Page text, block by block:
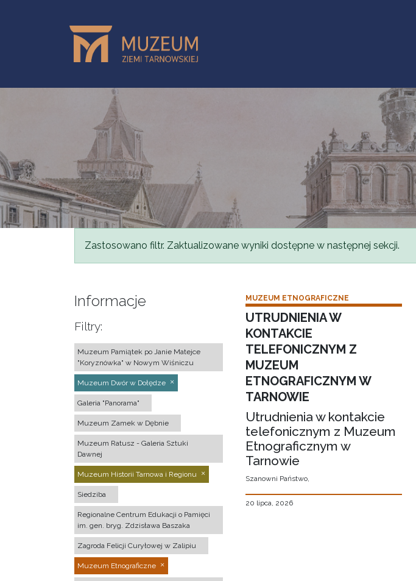
Komunikat
Zastosowano filtr. Zaktualizowane wyniki dostępne w następnej sekcji.
Informacje
Filtry:
Muzeum Pamiątek po Janie Matejce
"Koryznówka" w Nowym Wiśniczu
Muzeum Dwór w Dołędze
Galeria "Panorama"
Muzeum Zamek w Dębnie
Muzeum Ratusz - Galeria Sztuki
Dawnej
Muzeum Historii Tarnowa i Regionu
Siedziba
Regionalne Centrum Edukacji o Pamięci
im. gen. bryg. Zdzisława Baszaka
Zagroda Felicji Curyłowej w Zalipiu
Muzeum Etnograficzne
MUZEUM ETNOGRAFICZNE
UTRUDNIENIA W
KONTAKCIE
TELEFONICZNYM Z
MUZEUM
ETNOGRAFICZNYM W
TARNOWIE
Utrudnienia w kontakcie
telefonicznym z Muzeum
Etnograficznym w
Tarnowie
Szanowni Państwo,
20 lipca, 2026